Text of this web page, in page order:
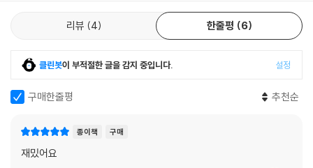
리뷰 4 한줄평 6
클린봇이 부적절한 글을 감지 중입니다. 설정
구매한줄평 추천순
종이책 구매
재밌어요